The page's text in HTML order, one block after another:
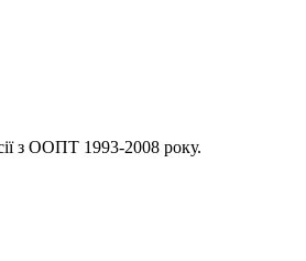
з ООПТ 1993-2008 року.